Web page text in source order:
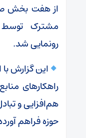
از هفت بخش
مشترک
رونمایی شد.
این گزارش
راهکارهای
هم‌افزایی و
حوزه فراهم